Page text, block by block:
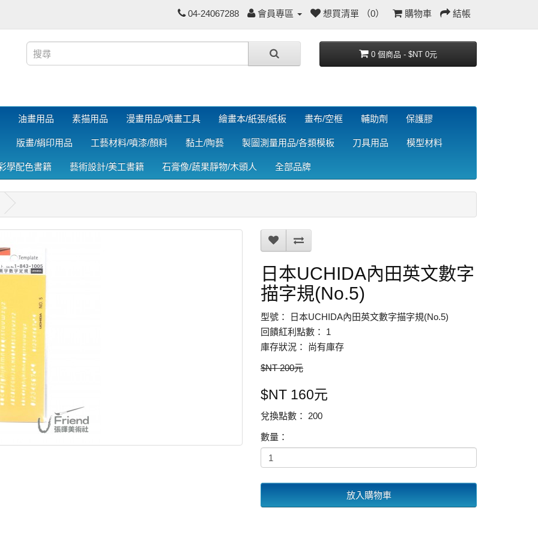
04-24067288 會員專區 想買清單 （0） 購物車 結帳
0 個商品 - $NT 0元
油畫用品 素描用品 漫畫用品/噴畫工具 繪畫本/紙張/紙板 畫布/空框 輔助劑 保護膠
版畫/絹印用品 工藝材料/噴漆/顏料 黏土/陶藝 製圖測量用品/各類模板 刀具用品 模型材料
學配色書籍 藝術設計/美工書籍 石膏像/蔬果靜物/木頭人 全部品牌
日本UCHIDA內田英文數字
描字規(No.5)
型號： 日本UCHIDA內田英文數字描字規(No.5)
回饋紅利點數： 1
庫存狀況： 尚有庫存
$NT 200元
$NT 160元
兌換點數： 200
數量：
放入購物車